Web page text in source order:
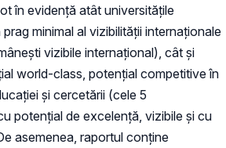
în evidență atât universitățile
minimal al vizibilității internaționale
vizibile internaţional), cât și
world-class, potenţial competitive în
și cercetării (cele 5
potenţial de excelenţă, vizibile şi cu
asemenea, raportul conține